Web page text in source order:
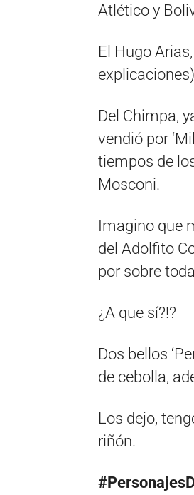
Atlético y
El Hugo
Del Chimpa,
vendió por
tiempos de
Mosconi.
Imagino que
del Adolfito
por sobre
¿A que sí?!?
Dos bellos
de cebolla,
Los dejo,
riñón.